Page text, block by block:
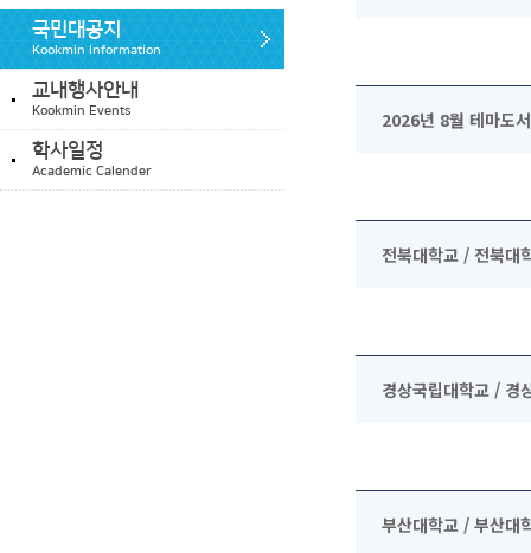
국민대공지
Kookmin Information
교내행사안내
Kookmin Events
학사일정
Academic Calender
2026년 8월 테마도
전북대학교 / 전북대
경상국립대학교 / 경
부산대학교 / 부산대